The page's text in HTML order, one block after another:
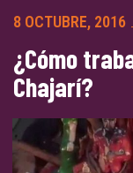
8 OCTUBRE, 2016
¿Cómo
Chajarí?